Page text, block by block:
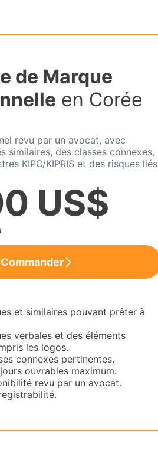
de Marque
en Corée
revu par un avocat, avec
similaires, des classes connexes,
KIPO/KIPRIS et des risques liés
US$
Commander
et similaires pouvant prêter à
verbales et des éléments
les logos.
connexes pertinentes.
ouvrables maximum.
revu par un avocat.